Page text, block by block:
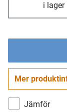
i lager
Mer
Jämför